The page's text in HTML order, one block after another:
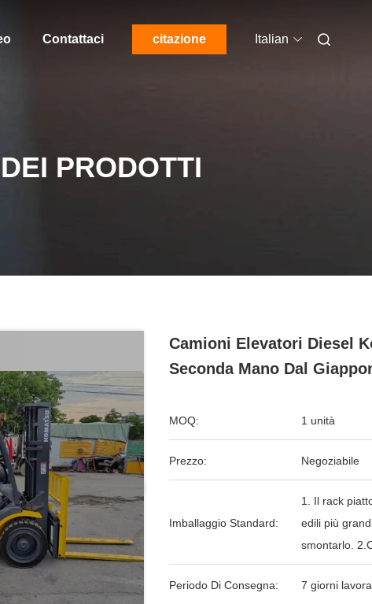
Contattaci citazione Italian
PRODOTTI
Camioni Elevatori Diesel
Seconda Mano Dal
MOQ: 1 unità
Prezzo: Negoziabile
Imballaggio Standard:
1. Il rack
edili più
smontarlo.
Periodo Di Consegna: 7 giorni